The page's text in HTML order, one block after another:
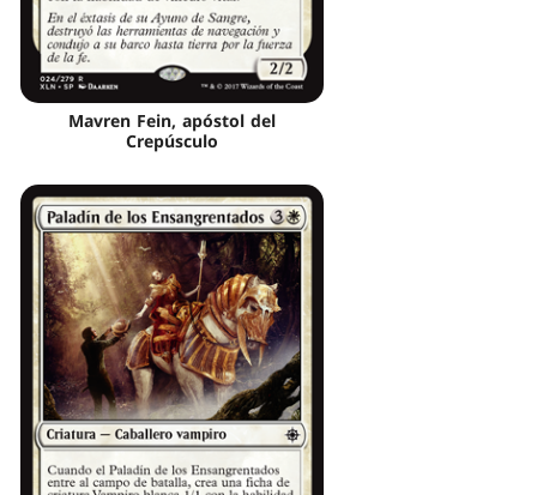
Mavren Fein, apóstol del
Crepúsculo